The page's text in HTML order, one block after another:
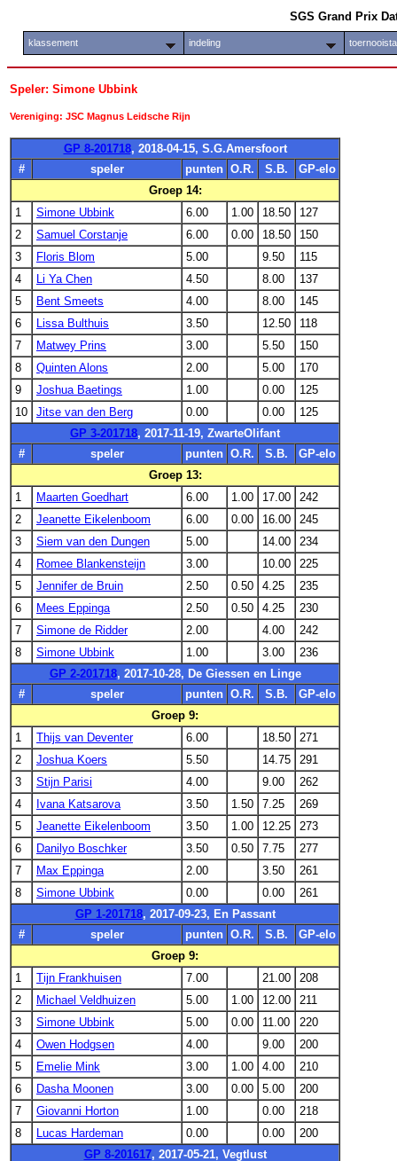
SGS Grand Prix
klassement indeling
Speler: Simone Ubbink
Vereniging: JSC Magnus Leidsche Rijn
GP 8-201718, 2018-04-15, S.G.Amersfoort
#
speler punten O.R. S.B.
GP-elo
Groep 14:
1
Simone Ubbink 6.00 1.00 18.50
127
2
Samuel Corstanje 6.00 0.00 18.50
150
3
Floris Blom 5.00 9.50
115
4
Li Ya Chen 4.50 8.00
137
5
Bent Smeets 4.00 8.00
145
6
Lissa Bulthuis 3.50 12.50
118
7
Matwey Prins 3.00 5.50
150
8
Quinten Alons 2.00 5.00
170
9
Joshua Baetings 1.00 0.00
125
10
Jitse van den Berg 0.00 0.00
125
GP 3-201718, 2017-11-19, ZwarteOlifant
#
speler punten O.R. S.B.
GP-elo
Groep 13:
1
Maarten Goedhart 6.00 1.00 17.00
242
2
Jeanette Eikelenboom 6.00 0.00 16.00
245
3
Siem van den Dungen 5.00 14.00
234
4
Romee Blankensteijn 3.00 10.00
225
5
Jennifer de Bruin 2.50 0.50 4.25
235
6
Mees Eppinga 2.50 0.50 4.25
230
7
Simone de Ridder 2.00 4.00
242
8
Simone Ubbink 1.00 3.00
236
GP 2-201718, 2017-10-28, De Giessen en Linge
#
speler punten O.R. S.B.
GP-elo
Groep 9:
1
Thijs van Deventer 6.00 18.50
271
2
Joshua Koers 5.50 14.75
291
3
Stijn Parisi 4.00 9.00
262
4
Ivana Katsarova 3.50 1.50 7.25
269
5
Jeanette Eikelenboom 3.50 1.00 12.25
273
6
Danilyo Boschker 3.50 0.50 7.75
277
7
Max Eppinga 2.00 3.50
261
8
Simone Ubbink 0.00 0.00
261
GP 1-201718, 2017-09-23, En Passant
#
speler punten O.R. S.B.
GP-elo
Groep 9:
1
Tijn Frankhuisen 7.00 21.00
208
2
Michael Veldhuizen 5.00 1.00 12.00
211
3
Simone Ubbink 5.00 0.00 11.00
220
4
Owen Hodgsen 4.00 9.00
200
5
Emelie Mink 3.00 1.00 4.00
210
6
Dasha Moonen 3.00 0.00 5.00
200
7
Giovanni Horton 1.00 0.00
218
8
Lucas Hardeman 0.00 0.00
200
GP 8-201617, 2017-05-21, Vegtlust